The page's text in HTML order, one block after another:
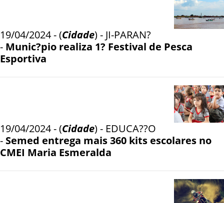
19/04/2024 - (Cidade) - JI-PARAN?
- Munic?pio realiza 1? Festival de Pesca
Esportiva
19/04/2024 - (Cidade) - EDUCA??O
- Semed entrega mais 360 kits escolares no
CMEI Maria Esmeralda